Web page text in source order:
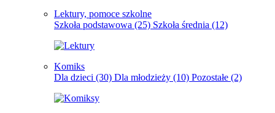
Lektury, pomoce szkolne
Szkoła podstawowa (25) Szkoła średnia (12)
Komiks
Dla dzieci (30) Dla młodzieży (10) Pozostałe (2)